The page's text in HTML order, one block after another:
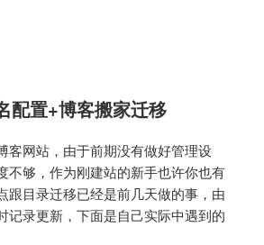
配置+博客搬家迁移
客网站，由于前期没有做好管理设
不够，作为刚建站的新手也许你也有
跟目录迁移已经是前几天做的事，由
记录更新，下面是自己实际中遇到的